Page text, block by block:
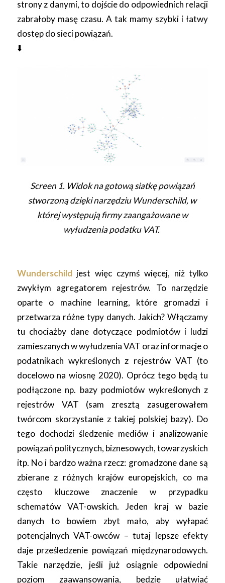
strony z danymi, to dojście do odpowiednich relacji
zabrałoby masę czasu. A tak mamy szybki i łatwy
dostęp do sieci powiązań.
⬇️
Screen 1. Widok na gotową siatkę powiązań
stworzoną dzięki narzędziu Wunderschild, w
której występują firmy zaangażowane w
wyłudzenia podatku VAT.
Wunderschildjest więc czymś więcej, niż tylko
zwykłym agregatorem rejestrów. To narzędzie
oparte o machine learning, które gromadzi i
przetwarza różne typy danych. Jakich? Włączamy
tu chociażby dane dotyczące podmiotów i ludzi
zamieszanych w wyłudzenia VAT oraz informacje o
podatnikach wykreślonych z rejestrów VAT (to
docelowo na wiosnę 2020). Oprócz tego będą tu
podłączone np. bazy podmiotów wykreślonych z
rejestrów VAT (sam zresztą zasugerowałem
twórcom skorzystanie z takiej polskiej bazy). Do
tego dochodzi śledzenie mediów i analizowanie
powiązań politycznych, biznesowych, towarzyskich
itp. No i bardzo ważna rzecz: gromadzone dane są
zbierane z różnych krajów europejskich, co ma
często kluczowe znaczenie w przypadku
schematów VAT-owskich. Jeden kraj w bazie
danych to bowiem zbyt mało, aby wyłapać
potencjalnych VAT-owców – tutaj lepsze efekty
daje prześledzenie powiązań międzynarodowych.
Takie narzędzie, jeśli już osiągnie odpowiedni
poziom zaawansowania, będzie ułatwiać